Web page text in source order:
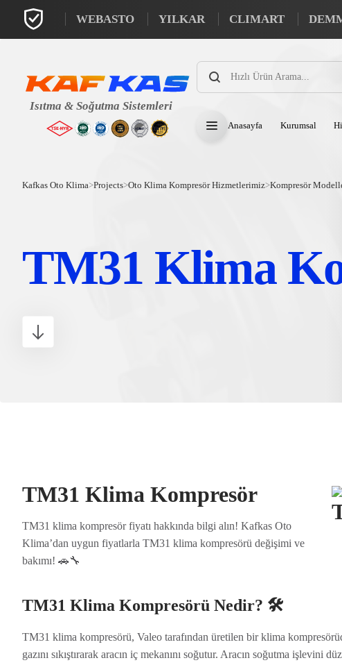
WEBASTO YILKAR CLIMART
Products
search
Anasayfa Kurumsal
Kafkas Oto Klima>Projects>Oto Klima Kompresör Hizmetlerimiz>Kompresör
TM31 Klima
TM31 Klima Kompresör
TM31 klima kompresör fiyatı hakkında bilgi alın! Kafkas Oto
Klima’dan uygun fiyatlarla TM31 klima kompresörü değişimi ve
bakımı! 🚗🔧
TM31 Klima Kompresörü Nedir? 🛠️
TM31 klima kompresörü, Valeo tarafından üretilen bir klima
gazını sıkıştırarak aracın iç mekanını soğutur. Aracın soğutma